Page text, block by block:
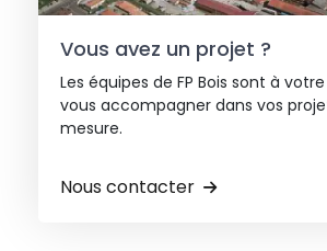
Vous avez un projet ?
Les équipes de FP Bois sont à
vous accompagner dans vos
mesure.
Nous contacter